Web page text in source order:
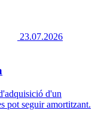
23.07.2026
d'un
pot seguir amortitzant.